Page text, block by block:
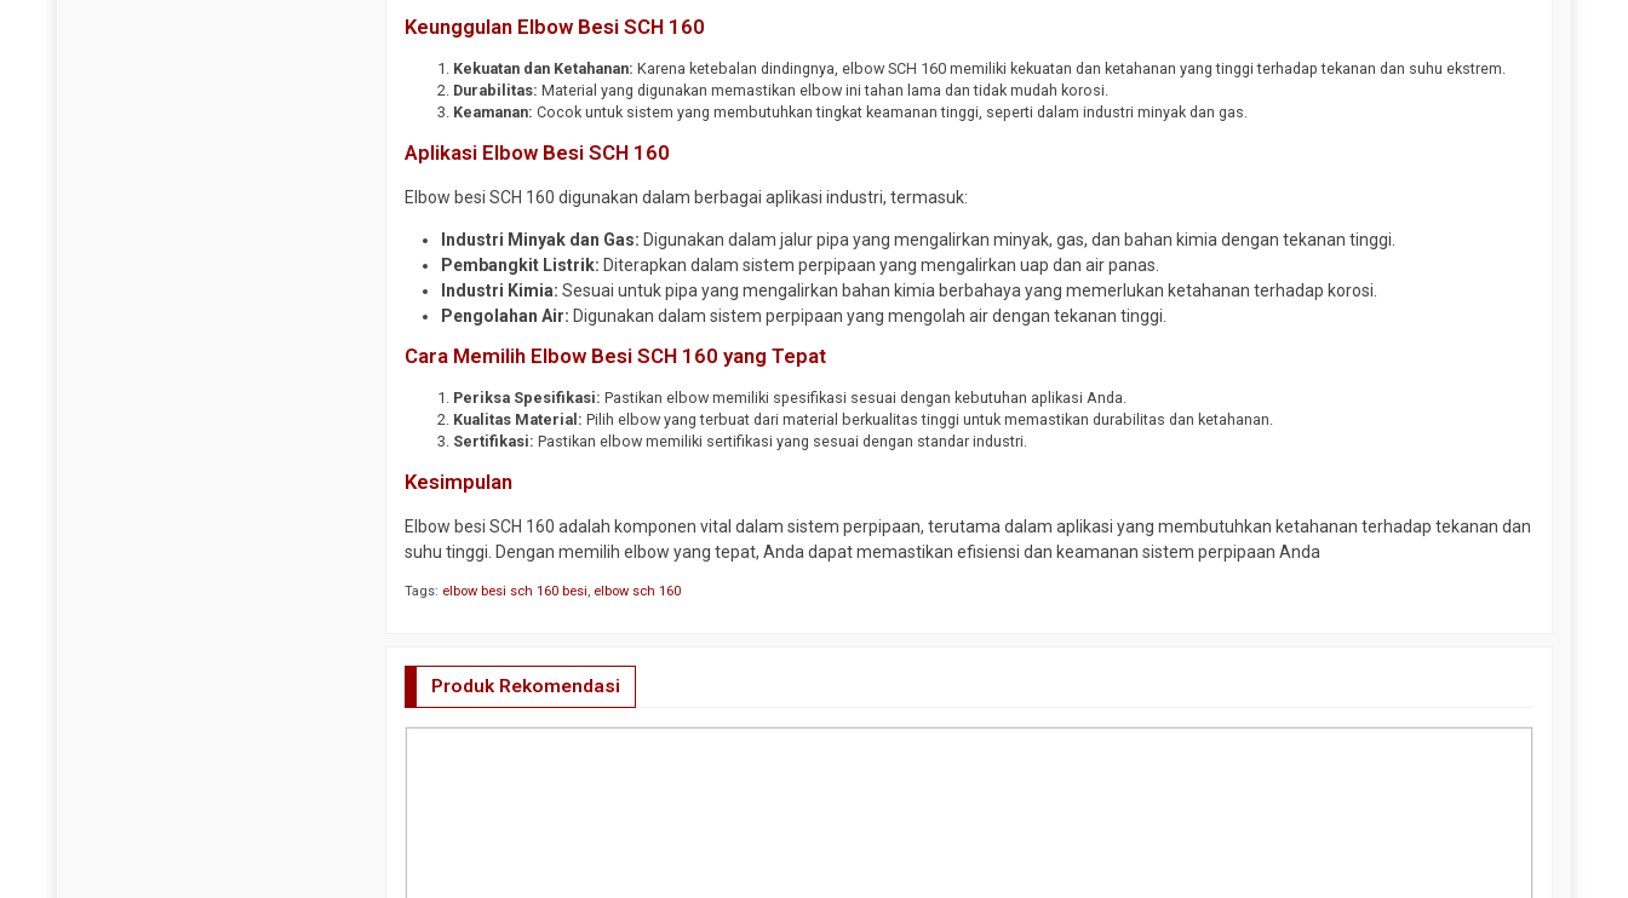
Keunggulan Elbow Besi SCH 160
Kekuatan dan Ketahanan: Karena ketebalan dindingnya, elbow SCH 160 memiliki kekuatan dan ketahanan yang tinggi terhadap tekanan dan suhu ekstrem.
Durabilitas: Material yang digunakan memastikan elbow ini tahan lama dan tidak mudah korosi.
Keamanan: Cocok untuk sistem yang membutuhkan tingkat keamanan tinggi, seperti dalam industri minyak dan gas.
Aplikasi Elbow Besi SCH 160
Elbow besi SCH 160 digunakan dalam berbagai aplikasi industri, termasuk:
Industri Minyak dan Gas: Digunakan dalam jalur pipa yang mengalirkan minyak, gas, dan bahan kimia dengan tekanan tinggi.
Pembangkit Listrik: Diterapkan dalam sistem perpipaan yang mengalirkan uap dan air panas.
Industri Kimia: Sesuai untuk pipa yang mengalirkan bahan kimia berbahaya yang memerlukan ketahanan terhadap korosi.
Pengolahan Air: Digunakan dalam sistem perpipaan yang mengolah air dengan tekanan tinggi.
Cara Memilih Elbow Besi SCH 160 yang Tepat
Periksa Spesifikasi: Pastikan elbow memiliki spesifikasi sesuai dengan kebutuhan aplikasi Anda.
Kualitas Material: Pilih elbow yang terbuat dari material berkualitas tinggi untuk memastikan durabilitas dan ketahanan.
Sertifikasi: Pastikan elbow memiliki sertifikasi yang sesuai dengan standar industri.
Kesimpulan
Elbow besi SCH 160 adalah komponen vital dalam sistem perpipaan, terutama dalam aplikasi yang membutuhkan ketahanan terhadap tekanan dan
suhu tinggi. Dengan memilih elbow yang tepat, Anda dapat memastikan efisiensi dan keamanan sistem perpipaan Anda
Tags: elbow besi sch 160 besi, elbow sch 160
Produk Rekomendasi